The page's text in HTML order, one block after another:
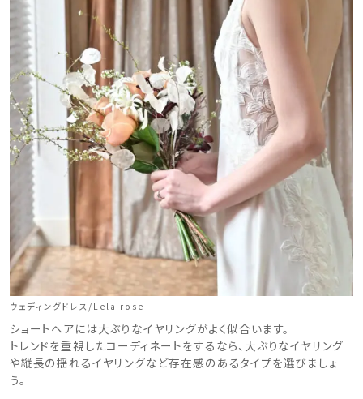
ウェディングドレス/Lela rose
ショートヘアには大ぶりなイヤリングがよく似合います。
トレンドを重視したコーディネートをするなら、大ぶりなイヤリング
や縦長の揺れるイヤリングなど存在感のあるタイプを選びましょ
う。